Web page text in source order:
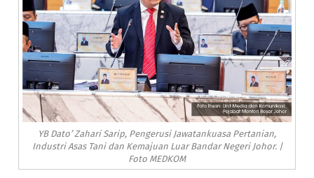
YB Dato’ Zahari Sarip, Pengerusi Jawatankuasa Pertanian,
Industri Asas Tani dan Kemajuan Luar Bandar Negeri Johor. |
Foto MEDKOM